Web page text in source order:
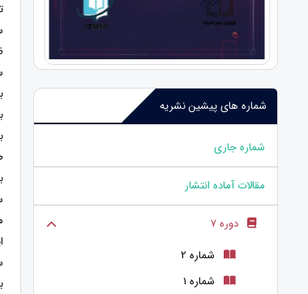
شماره های پیشین نشریه
شماره جاری
مقالات آماده انتشار
دوره 7
شماره 2
شماره 1